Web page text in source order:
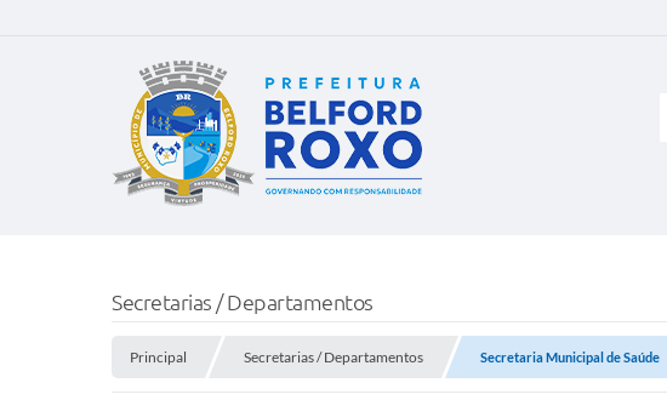
Secretarias / Departamentos
Principal Secretarias / Departamentos Secretaria Municipal de Saúde